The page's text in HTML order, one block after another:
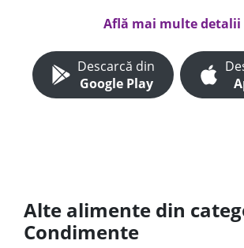
Află mai multe detalii
Descarcă din
Google Play
Alte alimente din
Condimente